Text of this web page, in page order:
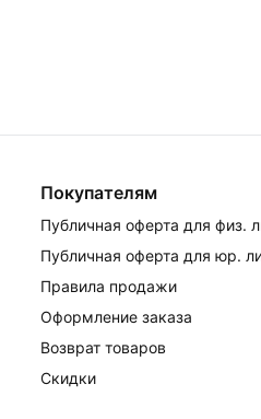
Покупателям
Публичная оферта для физ.
Публичная оферта для юр.
Правила продажи
Оформление заказа
Возврат товаров
Скидки